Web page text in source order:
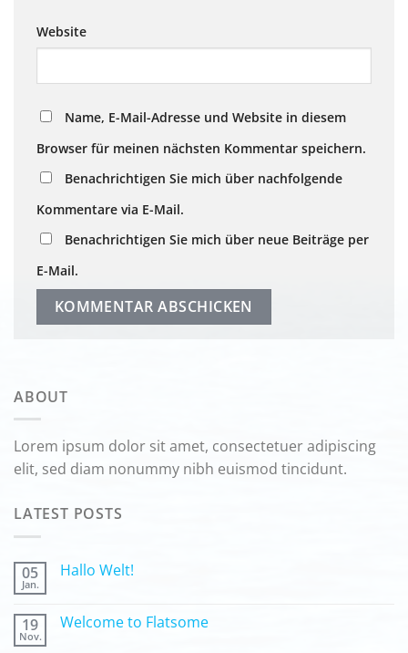
Website
Name, E-Mail-Adresse und Website in diesem
Browser für meinen nächsten Kommentar speichern.
Benachrichtigen Sie mich über nachfolgende
Kommentare via E-Mail.
Benachrichtigen Sie mich über neue Beiträge per
E-Mail.
ABOUT
Lorem ipsum dolor sit amet, consectetuer adipiscing
elit, sed diam nonummy nibh euismod tincidunt.
LATEST POSTS
05
Jan.
Hallo Welt!
19
Nov.
Welcome to Flatsome